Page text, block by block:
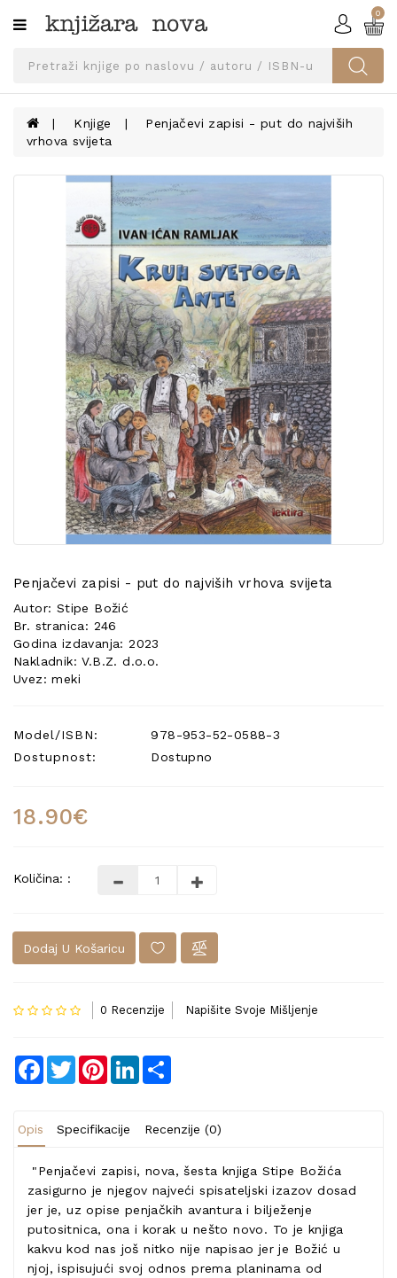
Kategorije
SVEUČILIŠNA
UDŽBENICI
UDŽBENIKE!
KONTAKT
POSEBNA
PONUDA
0
Knjige
Penjačevi zapisi - put do najviših
vrhova svijeta
Penjačevi zapisi - put do najviših vrhova svijeta
Autor: Stipe Božić
Br. stranica: 246
Godina izdavanja: 2023
Nakladnik: V.B.Z. d.o.o.
Uvez: meki
Model/ISBN:
978-953-52-0588-3
Dostupnost:
Dostupno
18.90€
Količina: :
Dodaj U Košaricu
0 Recenzije Napišite Svoje Mišljenje
Facebook
TwitterPinterestLinkedIn
Opis Specifikacije Recenzije (0)
"Penjačevi zapisi, nova, šesta knjiga Stipe Božića
zasigurno je njegov najveći spisateljski izazov dosad
jer je, uz opise penjačkih avantura i bilježenje
putositnica, ona i korak u nešto novo. To je knjiga
kakvu kod nas još nitko nije napisao jer je Božić u
njoj, ispisujući svoj odnos prema planinama od